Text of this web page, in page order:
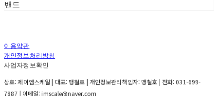
밴드
이용약관
개인정보처리방침
사업자정보확인
상호: 제이엠스케일 | 대표: 맹철호 | 개인정보관리책임자: 맹철호 | 전화: 031-699-
7887 | 이메일: jmscale@naver.com